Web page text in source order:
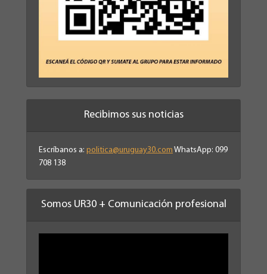
Recibimos sus noticias
Escríbanos a: politica@uruguay30.com WhatsApp: 099
708 138
Somos UR30 + Comunicación profesional